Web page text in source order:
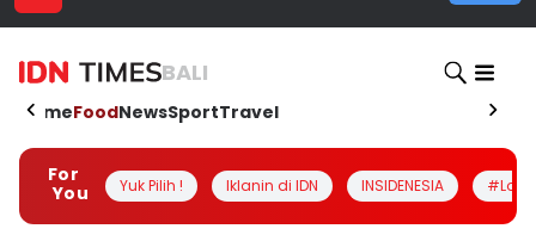
BALI
HomeFoodNewsSportTravel
For
You
Yuk Pilih ! Iklanin di IDN INSIDENESIA